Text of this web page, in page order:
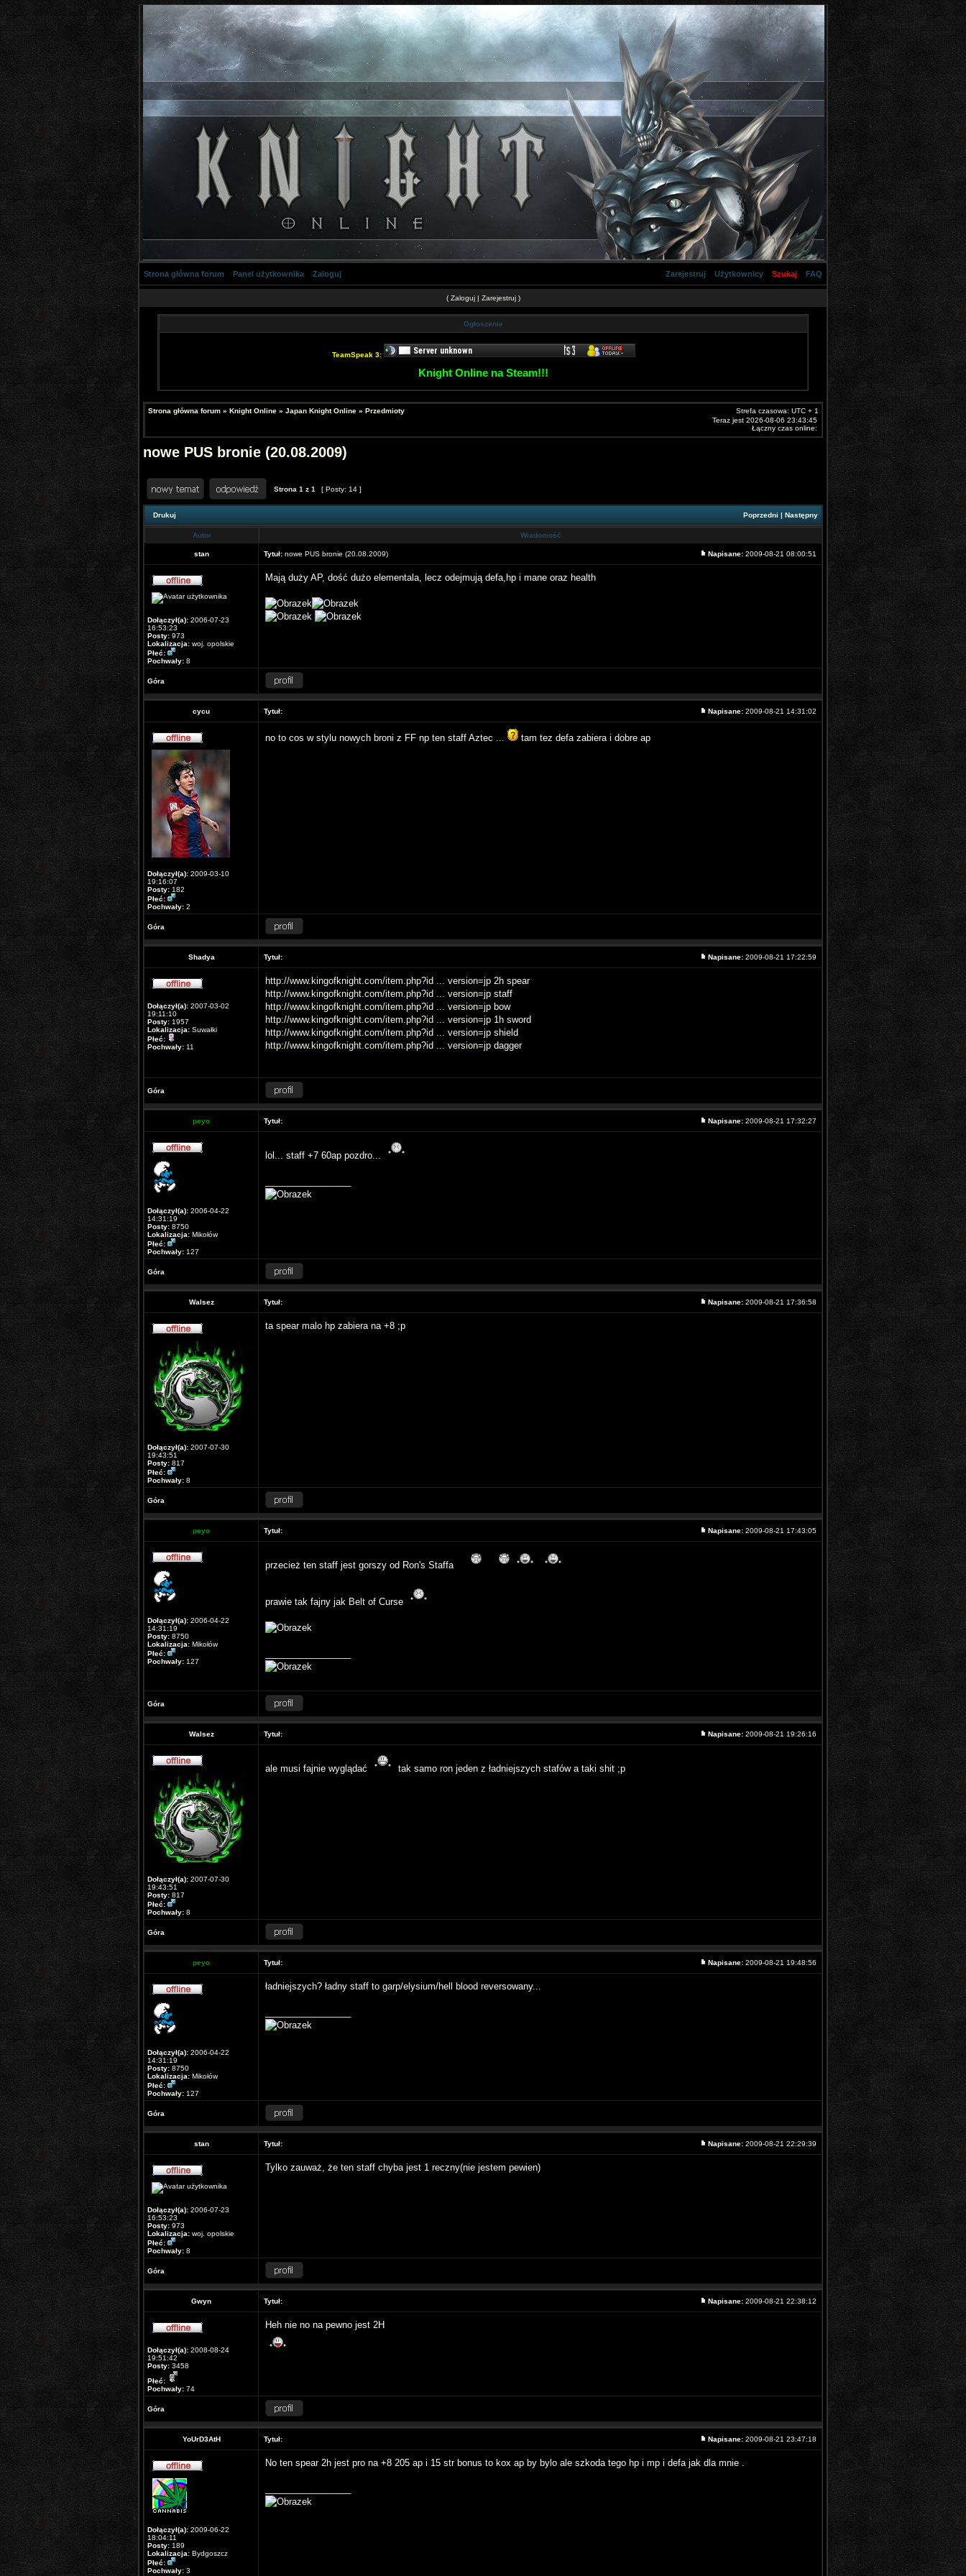
Strona główna forum Panel użytkownika Zaloguj FAQ
Szukaj
Użytkownicy
Zarejestruj
( Zaloguj| Zarejestruj)
Ogłoszenie
TeamSpeak 3:
Knight Online na Steam!!!
Strona główna forum » Knight Online » Japan Knight Online » Przedmioty
Strefa czasowa: UTC + 1
Teraz jest 2026-08-06 23:43:45
Łączny czas online:
nowe PUS bronie (20.08.2009)
Strona 1 z 1 [ Posty: 14 ]
Drukuj Poprzedni | Następny
Autor Wiadomość
stan Tytuł: nowe PUS bronie (20.08.2009) Napisane: 2009-08-21 08:00:51
Dołączył(a): 2006-07-23
16:53:23
Posty: 973
Lokalizacja: woj. opolskie
Płeć:
Pochwały: 8
Mają duży AP, dość dużo elementala, lecz odejmują defa,hp i mane oraz health
Góra
cycu Tytuł: Napisane: 2009-08-21 14:31:02
Dołączył(a): 2009-03-10
19:16:07
Posty: 182
Płeć:
Pochwały: 2
no to cos w stylu nowych broni z FF np ten staff Aztec ... tam tez defa zabiera i dobre ap
Góra
Shadya Tytuł: Napisane: 2009-08-21 17:22:59
Dołączył(a): 2007-03-02
19:11:10
Posty: 1957
Lokalizacja: Suwałki
Płeć:
Pochwały: 11
http://www.kingofknight.com/item.php?id ... version=jp 2h spear
http://www.kingofknight.com/item.php?id ... version=jp staff
http://www.kingofknight.com/item.php?id ... version=jp bow
http://www.kingofknight.com/item.php?id ... version=jp 1h sword
http://www.kingofknight.com/item.php?id ... version=jp shield
http://www.kingofknight.com/item.php?id ... version=jp dagger
Góra
peyo Tytuł: Napisane: 2009-08-21 17:32:27
Dołączył(a): 2006-04-22
14:31:19
Posty: 8750
Lokalizacja: Mikołów
Płeć:
Pochwały: 127
lol... staff +7 60ap pozdro...
Góra
Walsez Tytuł: Napisane: 2009-08-21 17:36:58
Dołączył(a): 2007-07-30
19:43:51
Posty: 817
Płeć:
Pochwały: 8
ta spear malo hp zabiera na +8 ;p
Góra
peyo Tytuł: Napisane: 2009-08-21 17:43:05
Dołączył(a): 2006-04-22
14:31:19
Posty: 8750
Lokalizacja: Mikołów
Płeć:
Pochwały: 127
przecież ten staff jest gorszy od Ron's Staffa
prawie tak fajny jak Belt of Curse
Góra
Walsez Tytuł: Napisane: 2009-08-21 19:26:16
Dołączył(a): 2007-07-30
19:43:51
Posty: 817
Płeć:
Pochwały: 8
ale musi fajnie wyglądać tak samo ron jeden z ładniejszych stafów a taki shit ;p
Góra
peyo Tytuł: Napisane: 2009-08-21 19:48:56
Dołączył(a): 2006-04-22
14:31:19
Posty: 8750
Lokalizacja: Mikołów
Płeć:
Pochwały: 127
ładniejszych? ładny staff to garp/elysium/hell blood reversowany...
Góra
stan Tytuł: Napisane: 2009-08-21 22:29:39
Dołączył(a): 2006-07-23
16:53:23
Posty: 973
Lokalizacja: woj. opolskie
Płeć:
Pochwały: 8
Tylko zauważ, że ten staff chyba jest 1 reczny(nie jestem pewien)
Góra
Gwyn Tytuł: Napisane: 2009-08-21 22:38:12
Dołączył(a): 2008-08-24
19:51:42
Posty: 3458
Płeć:
Pochwały: 74
Heh nie no na pewno jest 2H
Góra
YoUrD3AtH Tytuł: Napisane: 2009-08-21 23:47:18
Dołączył(a): 2009-06-22
18:04:11
Posty: 189
Lokalizacja: Bydgoszcz
Płeć:
Pochwały: 3
No ten spear 2h jest pro na +8 205 ap i 15 str bonus to kox ap by bylo ale szkoda tego hp i mp i defa jak dla mnie .